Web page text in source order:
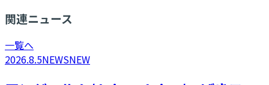
関連ニュース
一覧へ
2026.8.5NEWSNEW